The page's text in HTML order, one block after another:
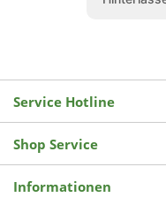
Service Hotline
Shop Service
Informationen